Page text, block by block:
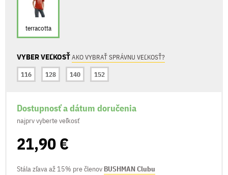
terracotta
VYBER VEĽKOSŤAKO VYBRAŤ SPRÁVNU VEĽKOSŤ?
116
128 140 152
Dostupnosť a dátum doručenia
najprv vyberte veľkosť
21,90 €
Stála zľava až 15% pre členov BUSHMAN Clubu